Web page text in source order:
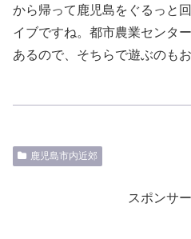
から帰って鹿児島をぐるっと
イブですね。都市農業センタ
あるので、そちらで遊ぶのも
鹿児島市内近郊
スポンサ